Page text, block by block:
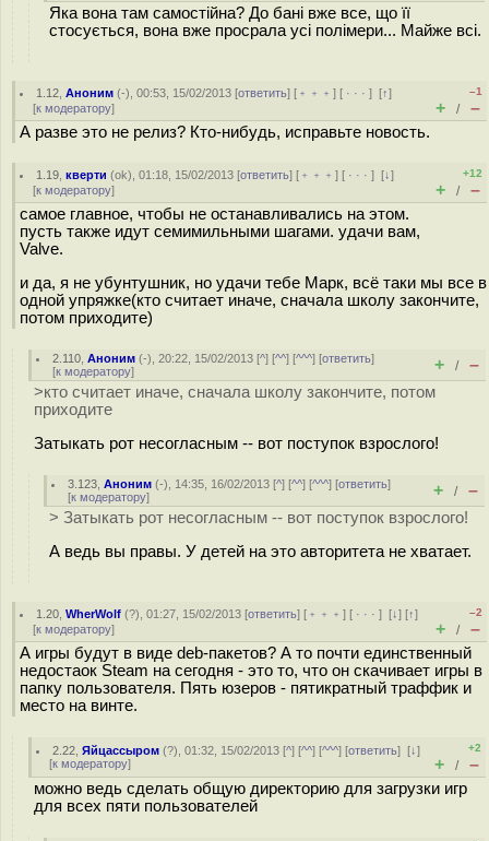
Яка вона там самостійна? До бані вже все, що її
стосується, вона вже просрала усі полімери... Майже всі.
1.12 ,Аноним (-), 00:53, 15/02/2013 [ответить] [ ﹢﹢﹢] [ · · ·][↑]
[к модератору]
–1
+ / –
А разве это не релиз? Кто-нибудь, исправьте новость.
1.19 ,кверти (ok), 01:18, 15/02/2013 [ответить] [ ﹢﹢﹢] [ · · ·][↓]
[к модератору]
+12
+ / –
самое главное, чтобы не останавливались на этом.
пусть также идут семимильными шагами. удачи вам,
Valve.
и да, я не убунтушник, но удачи тебе Марк, всё таки мы все в
одной упряжке(кто считает иначе, сначала школу закончите,
потом приходите)
2.110 ,Аноним (-), 20:22, 15/02/2013 [^] [^^] [^^^] [ответить]
[к модератору] + / –
>кто считает иначе, сначала школу закончите, потом
приходите
Затыкать рот несогласным -- вот поступок взрослого!
3.123 ,Аноним (-), 14:35, 16/02/2013 [^] [^^] [^^^] [ответить]
[к модератору] + / –
> Затыкать рот несогласным -- вот поступок взрослого!
А ведь вы правы. У детей на это авторитета не хватает.
1.20 ,WherWolf (?), 01:27, 15/02/2013 [ответить] [ ﹢﹢﹢] [ · · ·][↓] [↑]
[к модератору]
–2
+ / –
А игры будут в виде deb-пакетов? А то почти единственный
недостаок Steam на сегодня - это то, что он скачивает игры в
папку пользователя. Пять юзеров - пятикратный траффик и
место на винте.
2.22 ,Яйцассыром (?), 01:32, 15/02/2013 [^] [^^] [^^^] [ответить][↓]
[к модератору]
+2
+ / –
можно ведь сделать общую директорию для загрузки игр
для всех пяти пользователей